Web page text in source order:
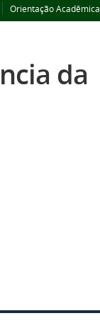
Orientação Acadêmica
da